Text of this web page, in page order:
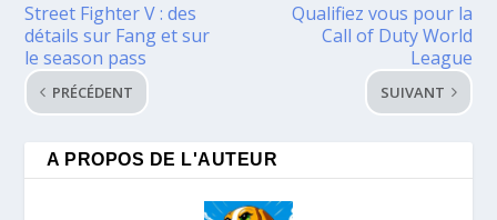
Street Fighter V : des
détails sur Fang et sur
le season pass
PRÉCÉDENT
Qualifiez vous pour la
Call of Duty World
League
SUIVANT
A PROPOS DE L'AUTEUR